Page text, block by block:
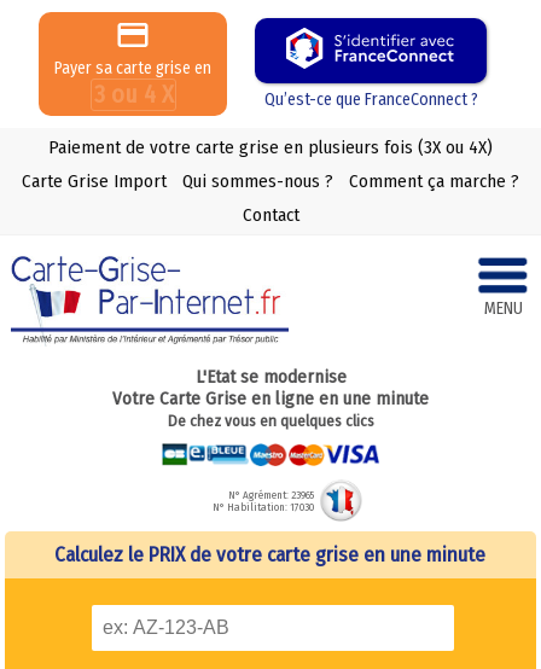
Payer sa carte grise en
3 ou 4 X Qu’est-ce que FranceConnect ?
Paiement de votre carte grise en plusieurs fois (3X ou 4X)
Carte Grise Import
Qui sommes-nous ?
Comment ça marche ?
Contact
MENU
L'Etat se modernise
Votre Carte Grise en ligne en une minute
De chez vous en quelques clics
N° Agrément: 23965
N° Habilitation: 17030
Calculez le PRIX de votre carte grise en une minute